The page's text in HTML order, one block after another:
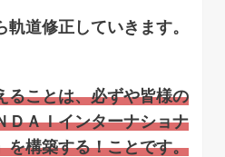
道修正していきます。
ることは、必ずや皆様の
ＤＡＩインターナショナ
を構築する！ことです。